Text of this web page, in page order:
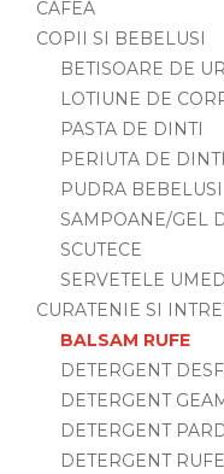
CAFEA
COPII SI BEBELUSI
BETISOARE DE
LOTIUNE DE
PASTA DE DINTI
PERIUTA DE DINTI
PUDRA BEBELUSI
SAMPOANE/GEL
SCUTECE
SERVETELE
CURATENIE SI
BALSAM RUFE
DETERGENT
DETERGENT
DETERGENT
DETERGENT RUFE